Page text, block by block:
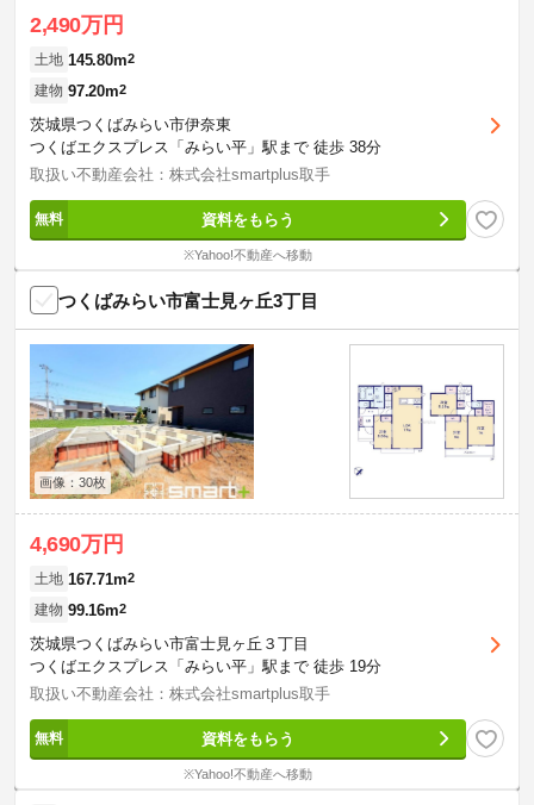
2,490万円
土地 145.80m2
建物 97.20m2
茨城県つくばみらい市伊奈東
つくばエクスプレス「みらい平」駅まで 徒歩 38分
取扱い不動産会社：株式会社smartplus取手
資料をもらう
※Yahoo!不動産へ移動
つくばみらい市富士見ヶ丘3丁目
画像：30枚
4,690万円
土地 167.71m2
建物 99.16m2
茨城県つくばみらい市富士見ヶ丘３丁目
つくばエクスプレス「みらい平」駅まで 徒歩 19分
取扱い不動産会社：株式会社smartplus取手
資料をもらう
※Yahoo!不動産へ移動